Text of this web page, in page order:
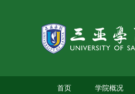
首页 学院概况